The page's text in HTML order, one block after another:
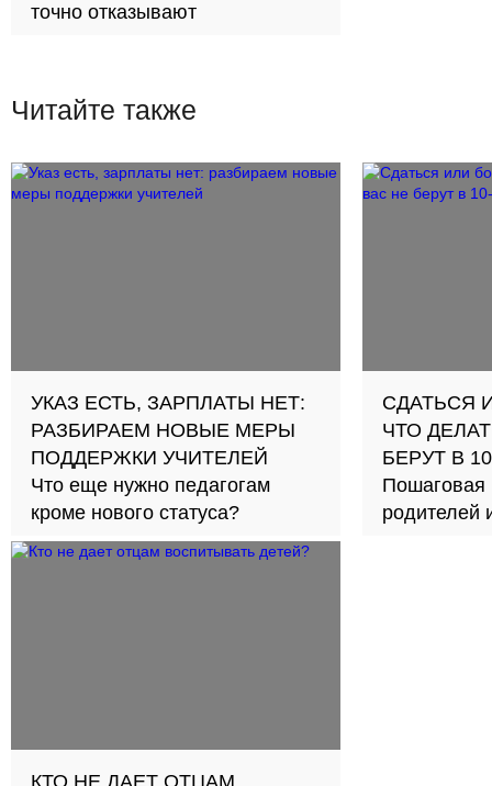
точно отказывают
Читайте также
УКАЗ ЕСТЬ, ЗАРПЛАТЫ НЕТ:
РАЗБИРАЕМ НОВЫЕ МЕРЫ
ПОДДЕРЖКИ УЧИТЕЛЕЙ
Что еще нужно педагогам
кроме нового статуса?
СДАТЬСЯ
ЧТО
БЕРУТ В
Пошаговая
родителей
КТО НЕ ДАЕТ ОТЦАМ